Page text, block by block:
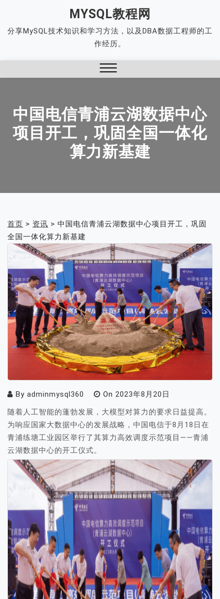
content
MYSQL教程网
分享MySQL技术知识和学习方法，以及DBA数据工程师的工
作经历。
中国电信青浦云湖数据中心
项目开工，巩固全国一体化
算力新基建
首页 > 资讯 > 中国电信青浦云湖数据中心项目开工，巩固
全国一体化算力新基建
By adminmysql360 On 2023年8月20日
随着人工智能的蓬勃发展，大模型对算力的要求日益提高。
为响应国家大数据中心的发展战略，中国电信于8月18日在
青浦练塘工业园区举行了其算力高效调度示范项目——青浦
云湖数据中心的开工仪式。